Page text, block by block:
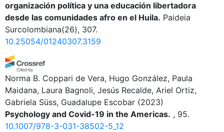
organización política y una educación libertadora
desde las comunidades afro en el Huila. Paideia
Surcolombiana(26), 307.
10.25054/01240307.3159
Norma B. Coppari de Vera, Hugo González, Paula
Maidana, Laura Bagnoli, Jesús Recalde, Ariel Ortiz,
Gabriela Süss, Guadalupe Escobar (2023)
Psychology and Covid-19 in the Americas. , 95.
10.1007/978-3-031-38502-5_12